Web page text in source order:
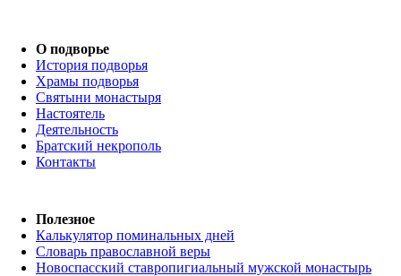
О подворье
История подворья
Храмы подворья
Святыни монастыря
Настоятель
Деятельность
Братский некрополь
Контакты
Полезное
Калькулятор поминальных дней
Словарь православной веры
Новоспасский ставропигиальный мужской монастырь